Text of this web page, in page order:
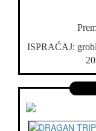
ISPRAĆAJ: